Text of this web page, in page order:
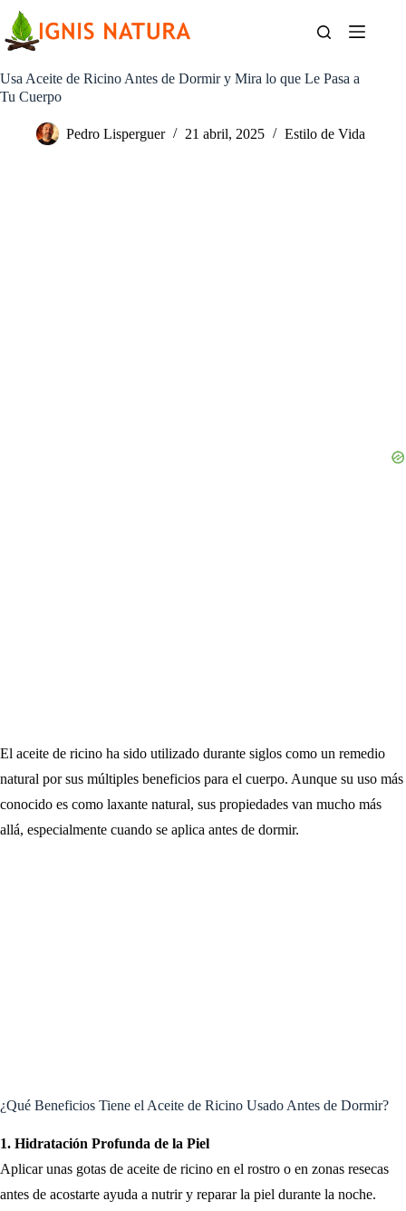
contenido
Usa Aceite de Ricino Antes de Dormir y Mira lo que Le Pasa a
Tu Cuerpo
Pedro Lisperguer 21 abril, 2025 Estilo de Vida
El aceite de ricino ha sido utilizado durante siglos como un remedio
natural por sus múltiples beneficios para el cuerpo. Aunque su uso más
conocido es como laxante natural, sus propiedades van mucho más
allá, especialmente cuando se aplica antes de dormir.
¿Qué Beneficios Tiene el Aceite de Ricino Usado Antes de Dormir?
1. Hidratación Profunda de la Piel
Aplicar unas gotas de aceite de ricino en el rostro o en zonas resecas
antes de acostarte ayuda a nutrir y reparar la piel durante la noche.